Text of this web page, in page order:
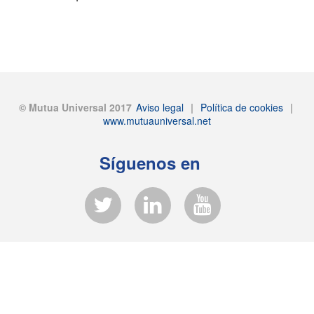
© Mutua Universal 2017 Aviso legal | Política de cookies |
www.mutuauniversal.net
Síguenos en